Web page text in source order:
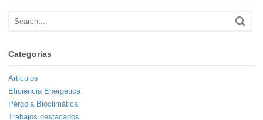
Categorias
Articulos
Eficiencia Energética
Pérgola Bioclimática
Trabajos destacados